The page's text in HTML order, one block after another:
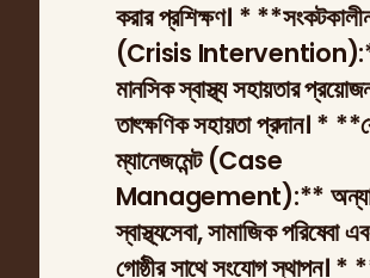
করার প্রশিক্ষণ। * **সংকটকালীন হস্তক্ষেপ
(Crisis
মানসিক স্বাস্থ্য সহায়তার
তাৎক্ষণিক সহায়তা প্রদান। * **কেস
ম্যানেজমেন্ট (Case
Management):**
স্বাস্থ্যসেবা, সামাজিক পরিষেবা
গোষ্ঠীর সাথে সংযোগ স্থাপন। * **পুনর্বাসন